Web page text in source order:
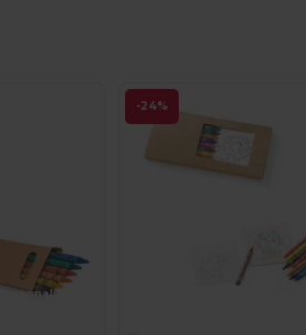
Personalize-o!
-24%